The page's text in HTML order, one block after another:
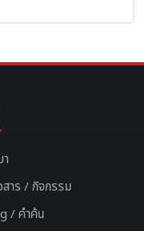
สาร / กิจกรรม
/ คำค้น